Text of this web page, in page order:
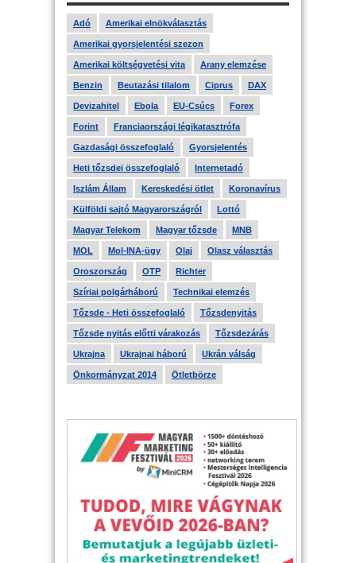
Adó Amerikai elnökválasztás
Amerikai gyorsjelentési szezon
Amerikai költségvetési vita Arany elemzése
Benzin Beutazási tilalom Ciprus DAX
Devizahitel Ebola EU-Csúcs Forex
Forint Franciaországi légikatasztrófa
Gazdasági összefoglaló Gyorsjelentés
Heti tőzsdei összefoglaló Internetadó
Iszlám Állam Kereskedési ötlet Koronavírus
Külföldi sajtó Magyarországról Lottó
Magyar Telekom Magyar tőzsde MNB
MOL Mol-INA-ügy Olaj Olasz választás
Oroszország OTP Richter
Szíriai polgárháború Technikai elemzés
Tőzsde - Heti összefoglaló Tőzsdenyitás
Tőzsde nyitás előtti várakozás Tőzsdezárás
Ukrajna Ukrajnai háború Ukrán válság
Önkormányzat 2014 Ötletbörze